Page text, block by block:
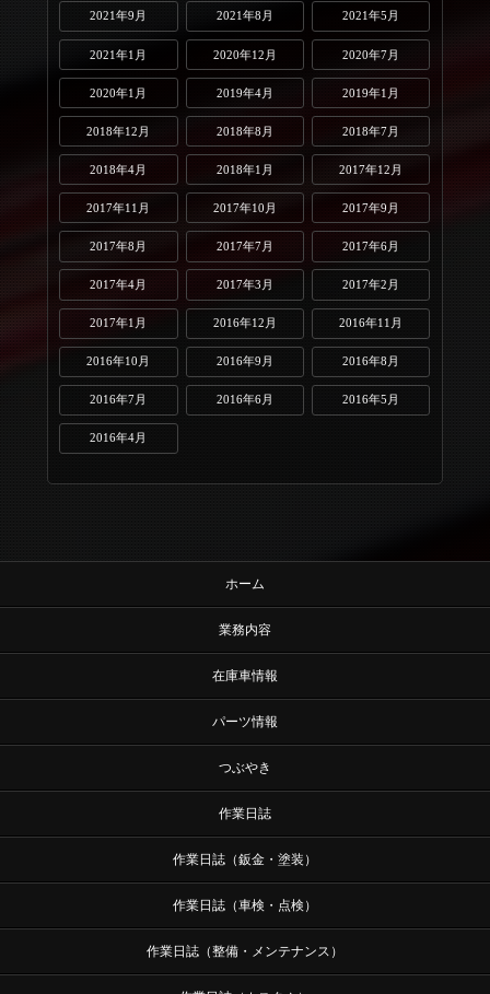
2021年9月 2021年8月 2021年5月
2021年1月 2020年12月 2020年7月
2020年1月 2019年4月 2019年1月
2018年12月 2018年8月 2018年7月
2018年4月 2018年1月 2017年12月
2017年11月 2017年10月 2017年9月
2017年8月 2017年7月 2017年6月
2017年4月 2017年3月 2017年2月
2017年1月 2016年12月 2016年11月
2016年10月 2016年9月 2016年8月
2016年7月 2016年6月 2016年5月
2016年4月
ホーム
業務内容
在庫車情報
パーツ情報
つぶやき
作業日誌
作業日誌（鈑金・塗装）
作業日誌（車検・点検）
作業日誌（整備・メンテナンス）